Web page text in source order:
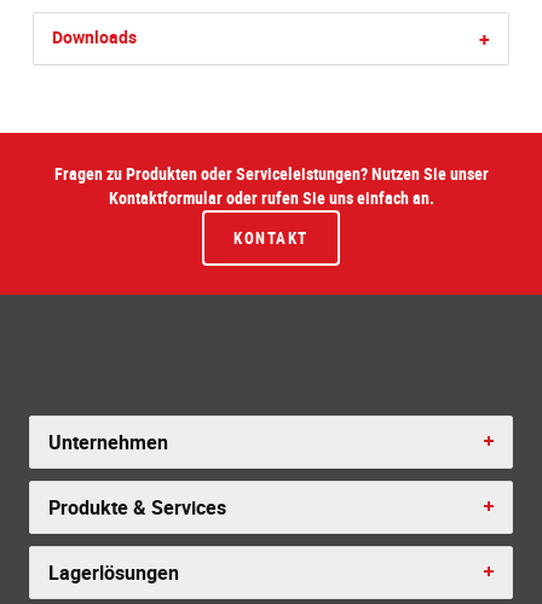
Downloads +
Fragen zu Produkten oder Serviceleistungen? Nutzen Sie unser
Kontaktformular oder rufen Sie uns einfach an.
KONTAKT
Unternehmen
Produkte & Services
Lagerlösungen